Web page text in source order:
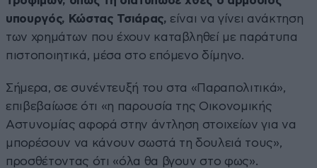
υπουργός, Κώστας Τσιάρας, είναι να γίνει ανάκτηση
των χρημάτων που έχουν καταβληθεί με παράτυπα
πιστοποιητικά, μέσα στο επόμενο δίμηνο.
Σήμερα, σε συνέντευξή του στα «Παραπολιτικά»,
επιβεβαίωσε ότι «η παρουσία της Οικονομικής
Αστυνομίας αφορά στην άντληση στοιχείων για να
μπορέσουν να κάνουν σωστά τη δουλειά τους»,
προσθέτοντας ότι «όλα θα βγουν στο φως».